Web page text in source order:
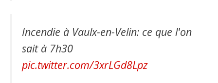
Incendie à Vaulx-en-Velin: ce que l'on
sait à 7h30
pic.twitter.com/3xrLGd8Lpz